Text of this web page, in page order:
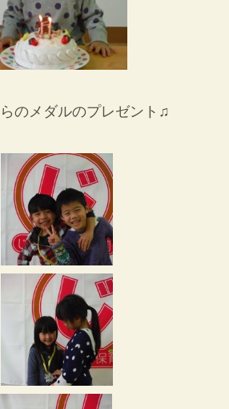
のメダルのプレゼント♫